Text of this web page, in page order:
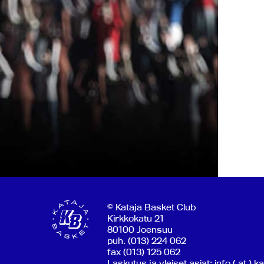
© Kataja Basket Club
Kirkkokatu 21
80100 Joensuu
puh. (013) 224 062
fax (013) 125 062